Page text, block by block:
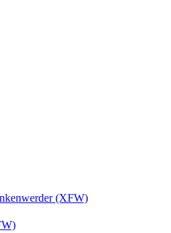
(XFW)